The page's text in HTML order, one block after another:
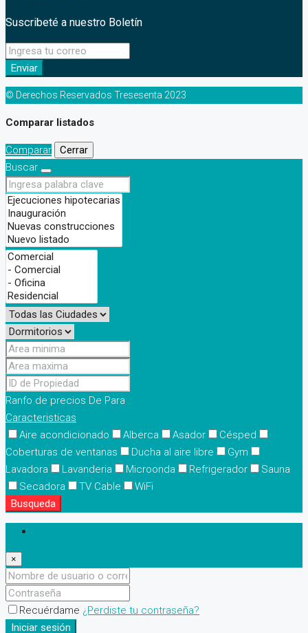
Suscribeté a nuestro Boletín
Enviar
© Derechos Reservados Tresesenta 2023
Comparar listados
Comparar
Cerrar
Buscar
Ranfo de precios De Para
Caracteristicas
Aire acondicionado
Alberca Asador
Césped
Coberturas de ventanas
Ducha al aire libre
Gym
Lavadora
Lavanderia Microonda Refrigerador
Sauna
Secadora
TV Cable
WiFi
Busqueda
×
Recuérdame ¿Perdiste tu contraseña?
Iniciar sesión